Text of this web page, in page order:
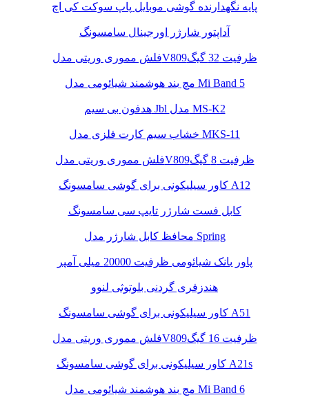
پایه نگهدارنده گوشی موبایل پاپ سوکت کی اچ
آداپتور شارژر اورجینال سامسونگ
فلش مموری وریتی مدلV809ظرفیت 32 گیگ
مچ بند هوشمند شیائومی مدل Mi Band 5
هدفون بی سیم Jbl مدل MS-K2
خشاب سیم کارت فلزی مدل MKS-11
فلش مموری وریتی مدلV809ظرفیت 8 گیگ
کاور سیلیکونی برای گوشی سامسونگ A12
کابل فست شارژر تایپ سی سامسونگ
محافظ کابل شارژر مدل Spring
پاور بانک شیائومی ظرفیت 20000 میلی آمپر
هندزفری گردنی بلوتوثی لنوو
کاور سیلیکونی برای گوشی سامسونگ A51
فلش مموری وریتی مدلV809ظرفیت 16 گیگ
کاور سیلیکونی برای گوشی سامسونگ A21s
مچ بند هوشمند شیائومی مدل Mi Band 6